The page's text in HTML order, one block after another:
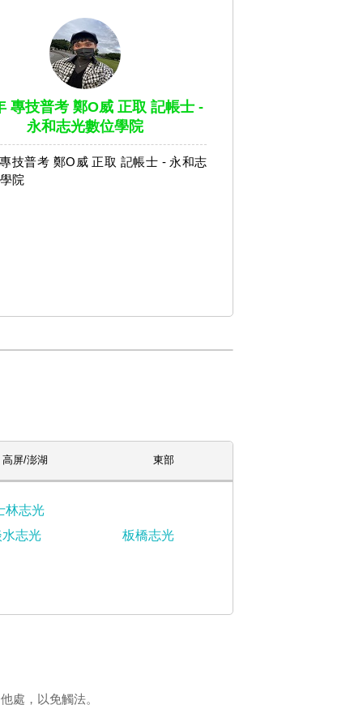
專技普考 鄭O威 正取 記帳士 -
永和志光數位學院
技普考 鄭O威 正取 記帳士 - 永和志
院
高屏/澎湖 東部
林志光
志光
板橋志光
處，以免觸法。